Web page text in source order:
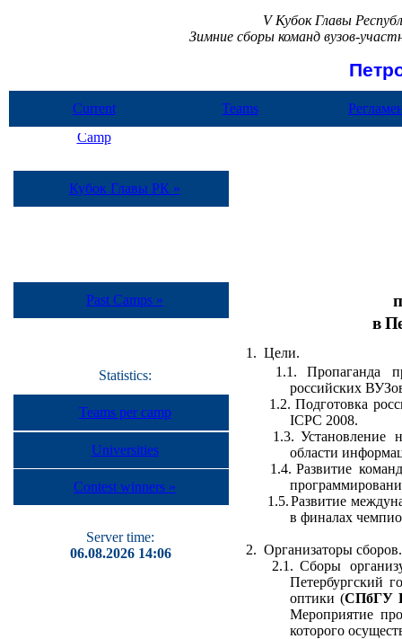
V Кубок Главы
Зимние сборы команд вузов-
Current
Camp
Teams
Кубок Главы РК »
Past Camps »
Statistics:
Teams per camp
Universities
Contest winners »
Server time:
06.08.2026 14:06
в
1. Цели.
1.1.
Пропаганда
российских
1.2. Подготовка
ICPC 2008.
1.3. Установление
области
1.4. Развитие
1.5. Развитие
в финалах
2. Организаторы сборов.
2.1. Сборы
Петербургский
оптики (СПбГУ
Мероприятие
которого